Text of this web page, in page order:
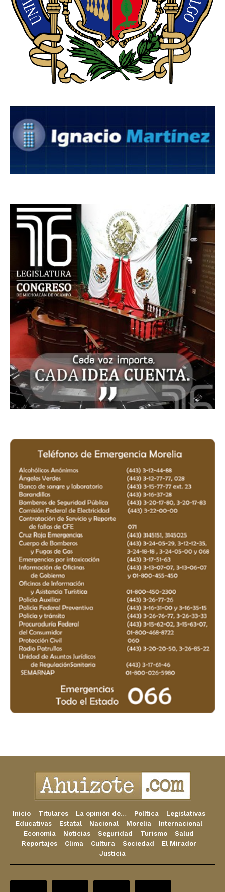
Inicio Titulares La opinión de… Política
Legislativas
Educativas
Estatal Nacional Morelia
Internacional
Economía
Noticias Seguridad Turismo
Salud
Reportajes
Clima Cultura Sociedad
El Mirador
Justicia